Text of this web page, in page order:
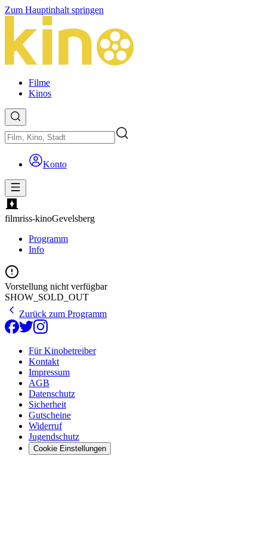
Zum Hauptinhalt springen
Filme
Kinos
Konto
filmriss-kinoGevelsberg
Programm
Info
Vorstellung nicht verfügbar
SHOW_SOLD_OUT
Zurück zum Programm
Für Kinobetreiber
Kontakt
Impressum
AGB
Datenschutz
Sicherheit
Gutscheine
Widerruf
Jugendschutz
Cookie Einstellungen